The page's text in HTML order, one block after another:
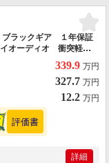
ブラックギア １年保証
オーディオ 衝突軽減
Ｃ 純正１５インチ
ｏｔｈ
339.9 万円
327.7 万円
12.2 万円
詳細